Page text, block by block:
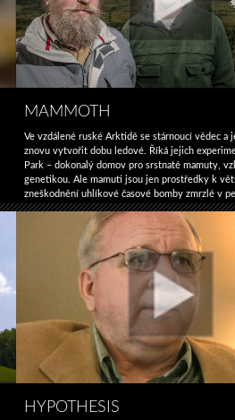
MAMMOTH
Ve vzdálené ruské Arktidě se stárnoucí vědec a
znovu vytvořit dobu ledové. Říká jejich
Park – dokonalý domov pro srstnaté mamuty,
genetikou. Ale mamuti jsou jen prostředky k
zneškodnění uhlíkové časové bomby zmrzlé v
zpomalily účinky globálního oteplování. Film od
základě „pleistocénového parku“ Rossem …
HYPOTHESIS